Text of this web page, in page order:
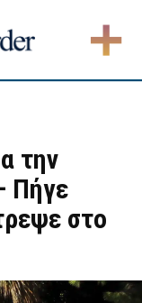
την
Πήγε
στο